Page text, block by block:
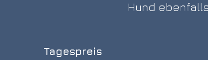
Hund
Tagespreis